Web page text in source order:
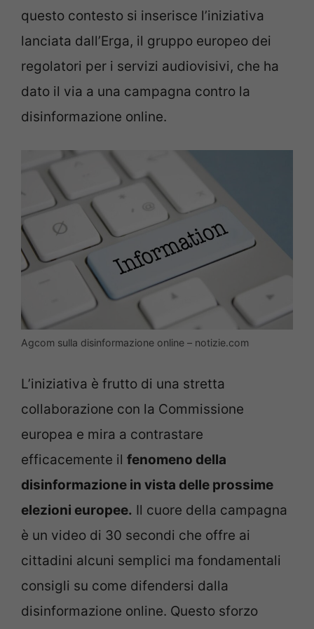
questo contesto si inserisce l’iniziativa
lanciata dall’Erga, il gruppo europeo dei
regolatori per i servizi audiovisivi, che ha
dato il via a una campagna contro la
disinformazione online.
Agcom sulla disinformazione online – notizie.com
L’iniziativa è frutto di una stretta
collaborazione con la Commissione
europea e mira a contrastare
efficacemente il fenomeno della
disinformazione in vista delle prossime
elezioni europee. Il cuore della campagna
è un video di 30 secondi che offre ai
cittadini alcuni semplici ma fondamentali
consigli su come difendersi dalla
disinformazione online. Questo sforzo